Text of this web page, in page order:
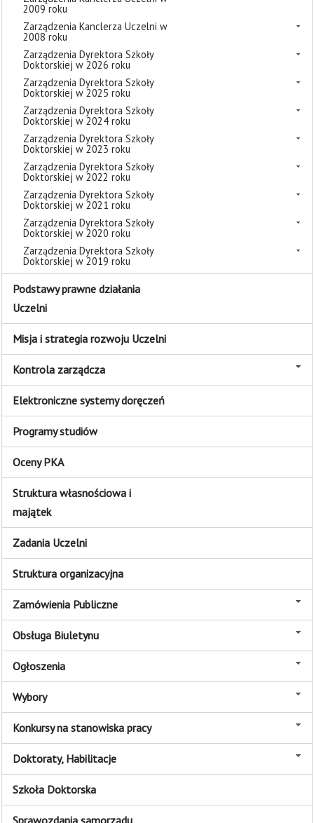
2009 roku
Zarządzenia Kanclerza Uczelni w
2008 roku
Zarządzenia Dyrektora Szkoły
Doktorskiej w 2026 roku
Zarządzenia Dyrektora Szkoły
Doktorskiej w 2025 roku
Zarządzenia Dyrektora Szkoły
Doktorskiej w 2024 roku
Zarządzenia Dyrektora Szkoły
Doktorskiej w 2023 roku
Zarządzenia Dyrektora Szkoły
Doktorskiej w 2022 roku
Zarządzenia Dyrektora Szkoły
Doktorskiej w 2021 roku
Zarządzenia Dyrektora Szkoły
Doktorskiej w 2020 roku
Zarządzenia Dyrektora Szkoły
Doktorskiej w 2019 roku
Podstawy prawne działania
Uczelni
Misja i strategia rozwoju Uczelni
Kontrola zarządcza
Elektroniczne systemy doręczeń
Programy studiów
Oceny PKA
Struktura własnościowa i
majątek
Zadania Uczelni
Struktura organizacyjna
Zamówienia Publiczne
Obsługa Biuletynu
Ogłoszenia
Wybory
Konkursy na stanowiska pracy
Doktoraty, Habilitacje
Szkoła Doktorska
Sprawozdania samorządu